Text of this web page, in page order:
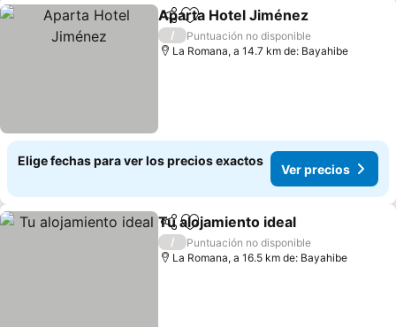
CompartirAgregar a favoritos
Aparta Hotel Jiménez
/
Puntuación no disponible
La Romana, a 14.7 km de: Bayahibe
Elige fechas para ver los precios exactos
Ver precios
CompartirAgregar a favoritos
Tu alojamiento ideal
/
Puntuación no disponible
La Romana, a 16.5 km de: Bayahibe